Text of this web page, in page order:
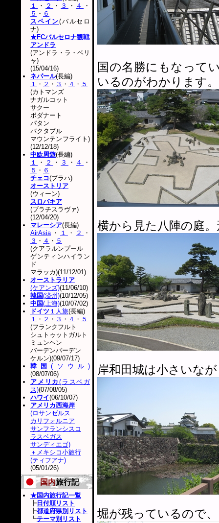
国の名勝にもなって
いるのがわかります。
横から見た八陣の庭
岸和田城は小さいな
堀が残っているので
１
・ ２ ・ ３ ・ ４
・
５ ・ ６
スペイン(バルセロ
ナ)
★FCバルセロナ観戦
アンドラ
(アンドラ・ラ・ベリ
ャ)
(15/04/16)
ネパール(長編)
１ ・ ２ ・ ３ ・ ４ ・ ５
(カトマンズ
ナガルコット
サクー
ボダナート
パタン
バクタプル
マウンテンフライト)
(12/12/18)
中欧周遊(長編)
１
・ ２ ・ ３ ・ ４
・
５ ・ ６
チェコ(プラハ)
オーストリア
(ウィーン)
スロバキア
(ブラチスラヴァ)
(12/04/20)
マレーシア(長編)
AirAsia・ １ ・ ２
・
３ ・ ４ ・ ５
(クアラルンプール
ゲンティンハイラン
ド
マラッカ)(11/12/01)
オーストラリア
(ケアンズ)(11/06/10)
韓国(済州)(10/12/05)
中国(上海)(10/07/02)
ドイツ １人旅(長編)
１ ・ ２ ・ ３ ・ ４ ・ ５
(フランクフルト
シュトゥットガルト
ミュンヘン
バーデンバーデン
ケルン)(09/07/17)
韓国(ソウル)
(08/07/06)
アメリカ (ラスベガ
ス)(07/08/05)
ハワイ(06/10/07)
アメリカ西海岸
(ロサンゼルス
カリフォルニア
サンフランシスコ
ラスベガス
サンディエゴ)
＋メキシコ小旅行
(ティフアナ)
(05/01/26)
国内旅行記
★国内旅行記一覧
┣ 日付順リスト
┣都道府県別リスト
┗テーマ別リスト